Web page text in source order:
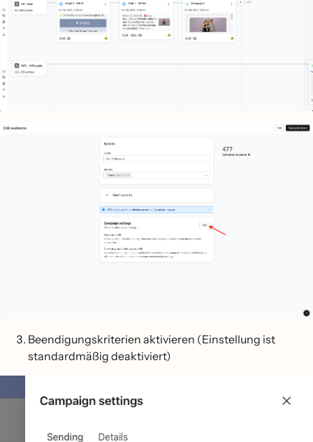
Beendigungskriterien aktivieren (Einstellung ist
standardmäßig deaktiviert)